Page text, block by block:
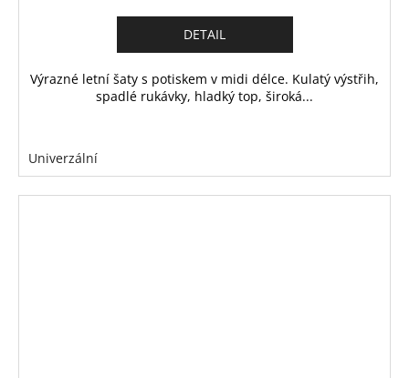
DETAIL
Výrazné letní šaty s potiskem v midi délce. Kulatý výstřih,
spadlé rukávky, hladký top, široká...
Univerzální